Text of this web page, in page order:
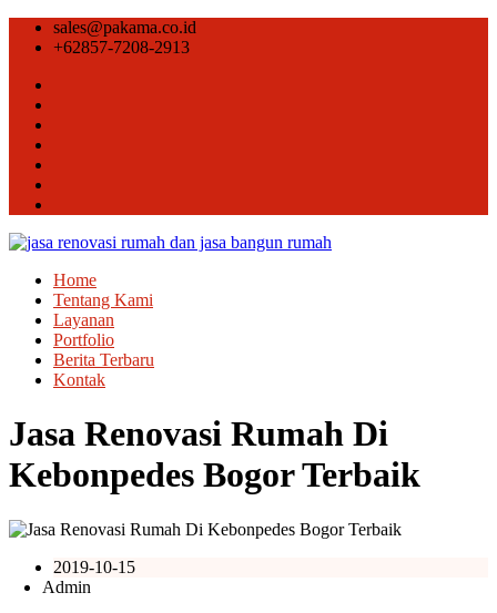
sales@pakama.co.id
+62857-7208-2913
Home
Tentang Kami
Layanan
Portfolio
Berita Terbaru
Kontak
Jasa Renovasi Rumah Di
Kebonpedes Bogor Terbaik
2019-10-15
Admin